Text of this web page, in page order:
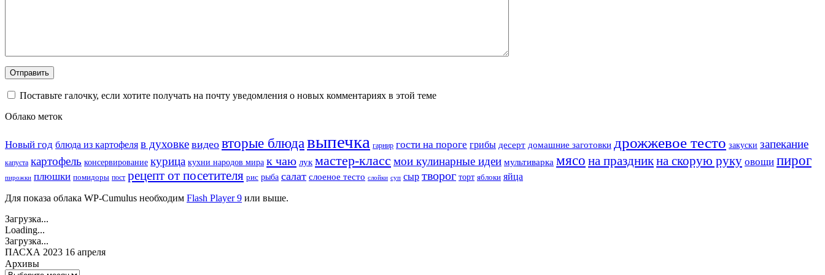
Поставьте галочку, если хотите получать на почту уведомления о новых комментариях в этой теме
Облако меток
Новый год блюда из картофеля в духовке видео вторые блюдавыпечка гарнир гости на пороге грибы десерт домашние заготовки дрожжевое тесто закуски запекание
капуста картофель консервирование курица кухни народов мира к чаю лук мастер-класс мои кулинарные идеи мультиварка мясо на праздникна скорую руку овощи пирог
пирожки плюшки помидоры пост рецепт от посетителя рис рыба салат слоеное тесто слойки суп сыр творог торт яблоки яйца
Для показа облака WP-Cumulus необходим Flash Player 9 или выше.
Загрузка...
Loading...
Загрузка...
ПАСХА 2023 16 апреля
Архивы